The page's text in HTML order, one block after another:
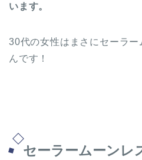
います。
30代の女性はまさにセーラー
んです！
セーラームーンレ